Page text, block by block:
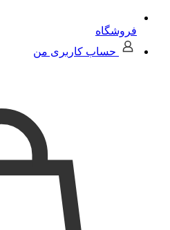
فروشگاه
حساب کاربری من